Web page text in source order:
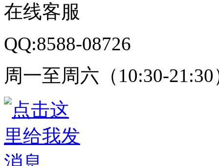
在线客服
QQ:8588-08726
周一至周六（10:30-21:30